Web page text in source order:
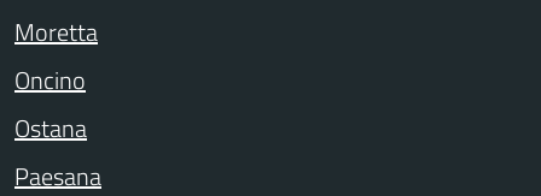
Moretta
Oncino
Ostana
Paesana